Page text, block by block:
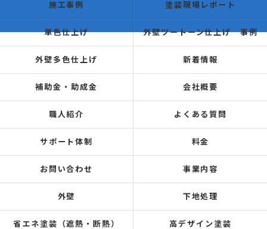
施工事例 塗装現場レポート
単色仕上げ 外壁ツートーン仕上げ 事例
外壁多色仕上げ 新着情報
補助金・助成金 会社概要
職人紹介 よくある質問
サポート体制 料金
お問い合わせ 事業内容
外壁 下地処理
省エネ塗装（遮熱・断熱） 高デザイン塗装